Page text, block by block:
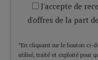
J'accepte de
d'offres de la part
*En cliquant sur le bouton ci-
utilisé, traité et exploité pour